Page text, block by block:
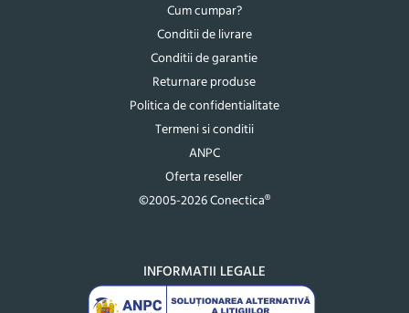
Cum cumpar?
Conditii de livrare
Conditii de garantie
Returnare produse
Politica de confidentialitate
Termeni si conditii
ANPC
Oferta reseller
©2005-2026 Conectica®
INFORMATII LEGALE